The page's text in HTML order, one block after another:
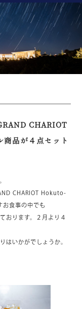
CHARIOT
品が４点セット
CHARIOT Hokuto-
食事の中でも
おります。２月より４
はいかがでしょうか。